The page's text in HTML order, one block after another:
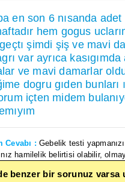
en son 6 nısanda
hem gogus
şimdi şiş ve mavi
var ayrıca
ve mavi damarlar
dogru gıden bunları
içten midem
Cevabı : Gebelik testi
hamilelik belirtisi olabilir,
benzer bir sorunuz varsa